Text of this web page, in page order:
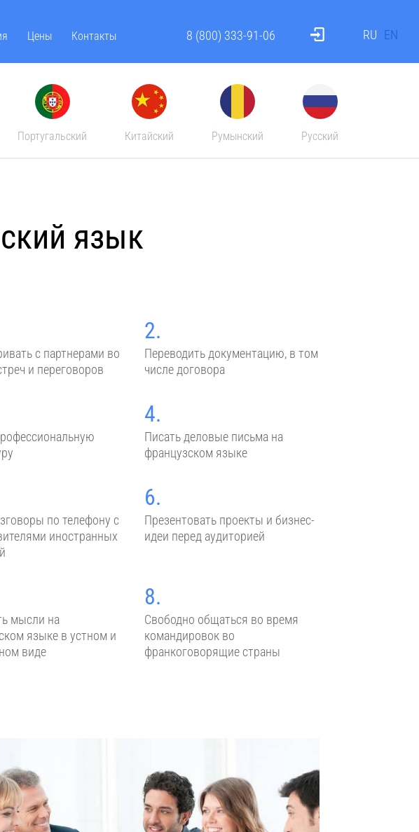
Цены Контакты 8 (800) 333-91-06 RU EN
Португальский Китайский Румынский Русский
язык
с партнерами во
и переговоров
2.
Переводить документацию, в том
числе договора
4.
Писать деловые письма на
французском языке
по телефону с
иностранных
6.
Презентовать проекты и бизнес-
идеи перед аудиторией
мысли на
языке в устном и
виде
8.
Свободно общаться во время
командировок во
франкоговорящие страны